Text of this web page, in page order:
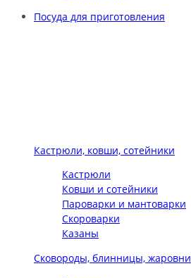
Посуда для приготовления
Кастрюли, ковши, сотейники
Кастрюли
Ковши и сотейники
Пароварки и мантоварки
Скороварки
Казаны
Сковороды, блинницы, жаровни